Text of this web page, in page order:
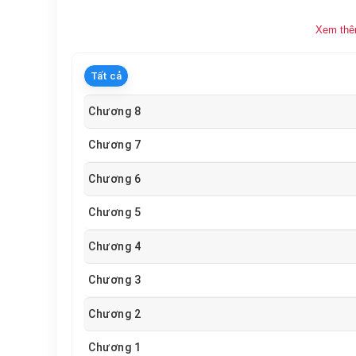
Xem
Tất cả
Chương 8
Chương 7
Chương 6
Chương 5
Chương 4
Chương 3
Chương 2
Chương 1